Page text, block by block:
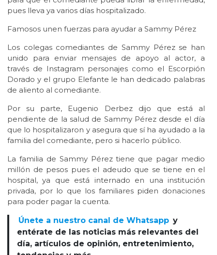
pues lleva ya varios días hospitalizado.
Famosos unen fuerzas para ayudar a Sammy Pérez
Los colegas comediantes de Sammy Pérez se han
unido para enviar mensajes de apoyo al actor, a
través de Instagram personajes como el Escorpión
Dorado y el grupo Elefante le han dedicado palabras
de aliento al comediante.
Por su parte, Eugenio Derbez dijo que está al
pendiente de la salud de Sammy Pérez desde el día
que lo hospitalizaron y asegura que sí ha ayudado a la
familia del comediante, pero si hacerlo público.
La familia de Sammy Pérez tiene que pagar medio
millón de pesos pues el adeudo que se tiene en el
hospital, ya que está internado en una institución
privada, por lo que los familiares piden donaciones
para poder pagar la cuenta.
Únete a nuestro canal de Whatsapp y
entérate de las noticias más relevantes del
día, artículos de opinión, entretenimiento,